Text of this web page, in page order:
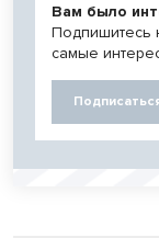
Вам было
Подпишитесь
самые